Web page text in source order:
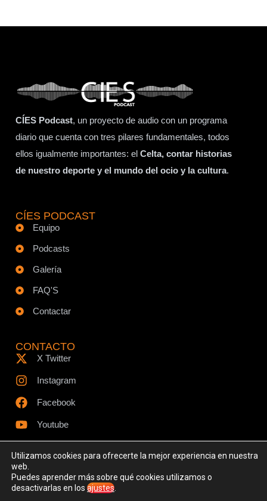
CÍES Podcast, un proyecto de audio con un programa
diario que cuenta con tres pilares fundamentales, todos
ellos igualmente importantes: el Celta, contar historias
de nuestro deporte y el mundo del ocio y la cultura.
CÍES PODCAST
Equipo
Podcasts
Galería
FAQ'S
Contactar
CONTACTO
X Twitter
Instagram
Facebook
Youtube
© Todos los derechos reservados - www.ciespodcast.es
Utilizamos cookies para ofrecerte la mejor experiencia en nuestra
web.
Puedes aprender más sobre qué cookies utilizamos o
desactivarlas en los ajustes